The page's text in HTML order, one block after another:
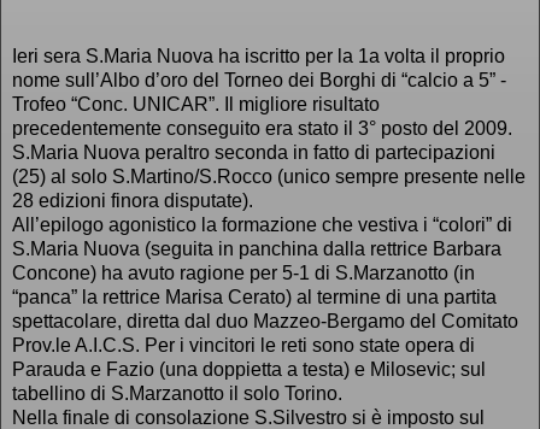
Ieri sera S.Maria Nuova ha iscritto per la 1a volta il proprio
nome sull’Albo d’oro del Torneo dei Borghi di “calcio a 5” -
Trofeo “Conc. UNICAR”. Il migliore risultato
precedentemente conseguito era stato il 3° posto del 2009.
S.Maria Nuova peraltro seconda in fatto di partecipazioni
(25) al solo S.Martino/S.Rocco (unico sempre presente nelle
28 edizioni finora disputate).
All’epilogo agonistico la formazione che vestiva i “colori” di
S.Maria Nuova (seguita in panchina dalla rettrice Barbara
Concone) ha avuto ragione per 5-1 di S.Marzanotto (in
“panca” la rettrice Marisa Cerato) al termine di una partita
spettacolare, diretta dal duo Mazzeo-Bergamo del Comitato
Prov.le A.I.C.S. Per i vincitori le reti sono state opera di
Parauda e Fazio (una doppietta a testa) e Milosevic; sul
tabellino di S.Marzanotto il solo Torino.
Nella finale di consolazione S.Silvestro si è imposto sul